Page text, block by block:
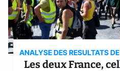
ANALYSE DES RESULTATS
Les deux France,